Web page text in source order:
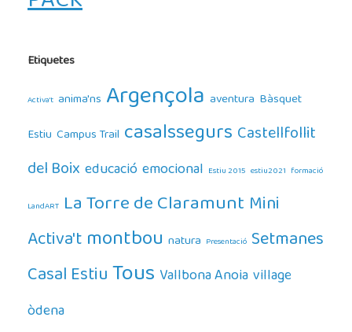
Etiquetes
Activa't anima'ns Argençola aventura Bàsquet
Estiu Campus Trail casalssegursCastellfollit
del Boixeducacióemocional Estiu 2015 estiu2021 formació
LandART La Torre de ClaramuntMini
Activa'tmontbou natura Presentació Setmanes
Casal EstiuTousVallbona Anoiavillage
òdena